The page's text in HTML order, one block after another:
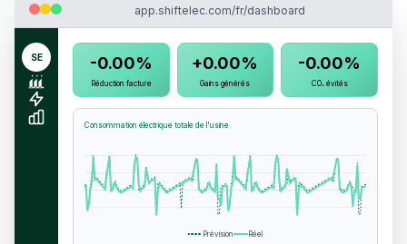
app.shiftelec.com/fr/dashboard
SE -0.00%
Réduction facture
+0.00%
Gains générés
-0.00%
CO₂ évités
Consommation électrique totale de l'usine
Prévision Réel